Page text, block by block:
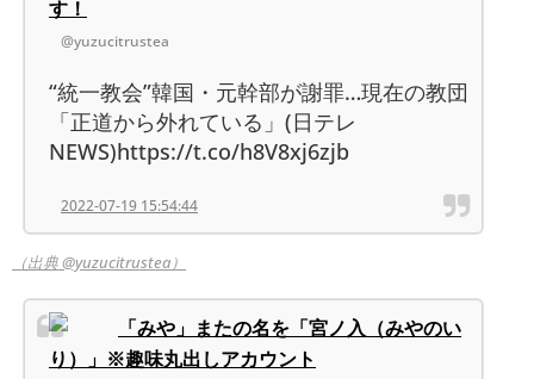
す！
@yuzucitrustea
“統一教会”韓国・元幹部が謝罪…現在の教団
「正道から外れている」(日テレ
NEWS)https://t.co/h8V8xj6zjb
2022-07-19 15:54:44
（出典 @yuzucitrustea）
「みや」またの名を「宮ノ入（みやのい
り）」※趣味丸出しアカウント